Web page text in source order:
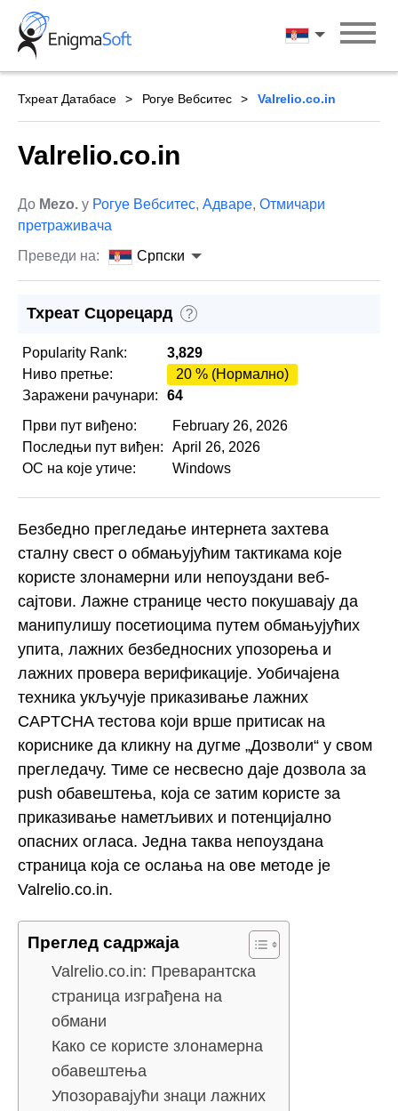
Skip
content
Српски
Тхреат Датабасе Рогуе Вебситес Valrelio.co.in
Valrelio.co.in
До Mezo. у Рогуе Вебситес, Адваре, Отмичари
претраживача
Преведи на:
Српски
Тхреат Сцорецард ?
Popularity Rank:
3,829
Ниво претње:
20 % (Нормално)
Заражени рачунари:
64
Први пут виђено:
February 26, 2026
Последњи пут виђен:
April 26, 2026
ОС на које утиче:
Windows
Безбедно прегледање интернета захтева
сталну свест о обмањујућим тактикама које
користе злонамерни или непоуздани веб-
сајтови. Лажне странице често покушавају да
манипулишу посетиоцима путем обмањујућих
упита, лажних безбедносних упозорења и
лажних провера верификације. Уобичајена
техника укључује приказивање лажних
CAPTCHA тестова који врше притисак на
кориснике да кликну на дугме „Дозволи“ у свом
прегледачу. Тиме се несвесно даје дозвола за
push обавештења, која се затим користе за
приказивање наметљивих и потенцијално
опасних огласа. Једна таква непоуздана
страница која се ослања на ове методе је
Valrelio.co.in.
Преглед садржаја
Valrelio.co.in: Преварантска
страница изграђена на
обмани
Како се користе злонамерна
обавештења
Упозоравајући знаци лажних